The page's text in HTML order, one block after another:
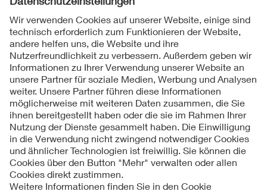
Folgen Sie uns
Kontakte
Service
Impressum